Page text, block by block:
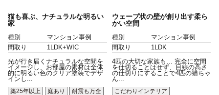
猫も喜ぶ、ナチュラルな明るい
家
種別
マンション事例
間取り
1LDK+WIC
光が行き届くナチュラルな空間を
イメージし、お部屋の素材は全体
的に明るい色のクリア塗装でデザ
インし...
築25年以上
庭あり
耐震も万全
ウェーブ状の壁が創り出す柔ら
かい空間
種別
マンション事例
間取り
1LDK
4匹の大切な家族も… 完全に空間
を仕切ることはせず、目線の高さ
の仕切りにすることで4匹の猫ちゃ
ん...
こだわりインテリア